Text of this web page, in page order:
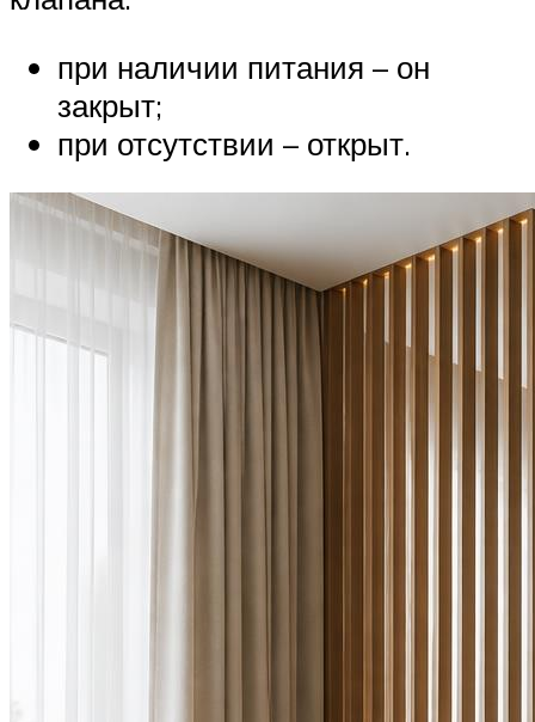
при наличии питания – он
закрыт;
при отсутствии – открыт.